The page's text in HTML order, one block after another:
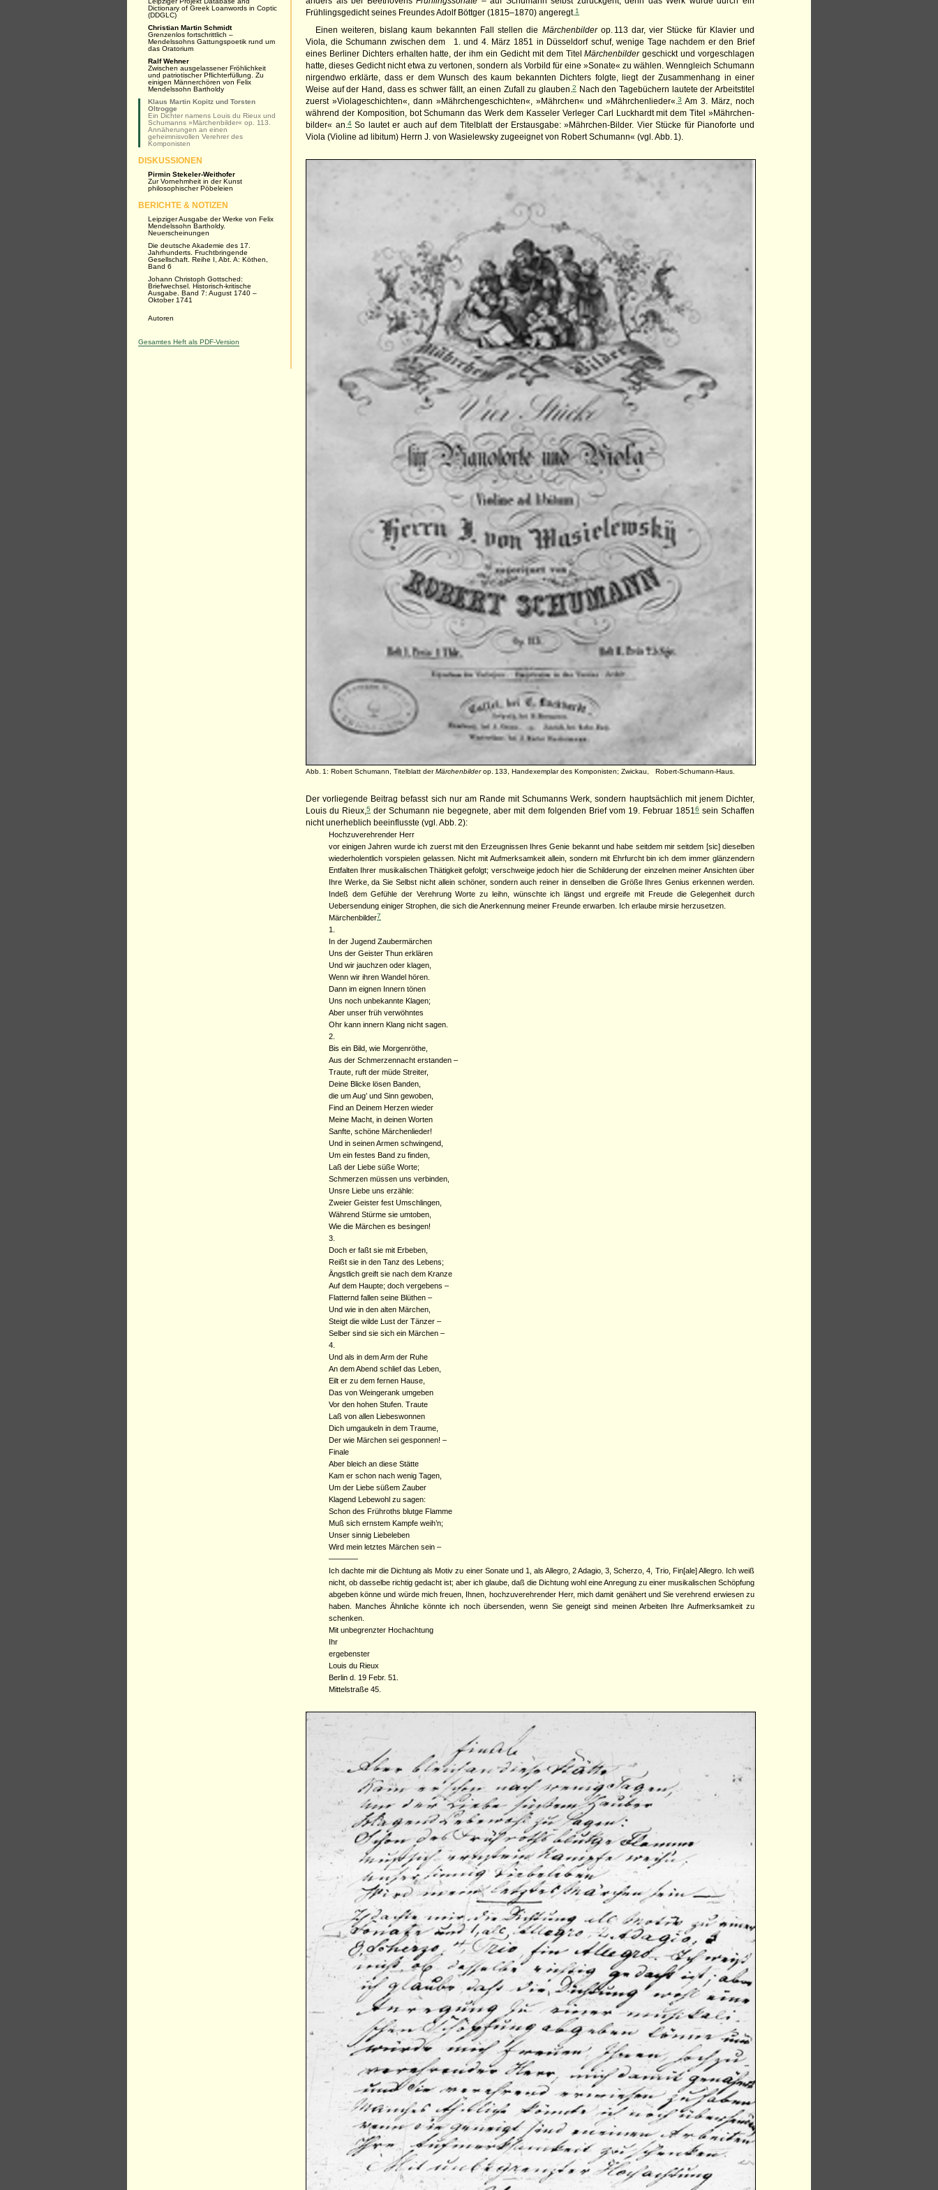
Frühlingsgedicht seines Freundes Adolf Böttger (1815–1870) angeregt.1
Einen weiteren, bislang kaum bekannten Fall stellen die Märchenbilderop. 113 dar, vier Stücke für Klavier und
Viola, die Schumann zwischen dem 1. und 4. März 1851 in Düsseldorf schuf, wenige Tage nachdem er den Brief
eines Berliner Dichters erhalten hatte, der ihm ein Gedicht mit dem TitelMärchenbildergeschickt und vorgeschlagen
hatte, dieses Gedicht nicht etwa zu vertonen, sondern als Vorbild für eine »Sonate« zu wählen. Wenngleich Schumann
nirgendwo erklärte, dass er dem Wunsch des kaum bekannten Dichters folgte, liegt der Zusammenhang in einer
Weise auf der Hand, dass es schwer fällt, an einen Zufall zu glauben. 2
Nach den Tagebüchern lautete der Arbeits­titel
zuerst »Violageschichten«, dann »Mährchengeschichten«, »Mährchen« und »Mährchenlieder«. 3 Am 3. März, noch
während der Komposition, bot Schumann das Werk dem Kasseler Verleger Carl Luckhardt mit dem ­Titel ­»Mährchen­
bilder« an. 4So lautet er auch auf dem Titelblatt der Erstausgabe: »Mährchen-Bilder. Vier Stücke für Pianoforte und
Viola (Violine ad libitum) Herrn J. von Wasielewsky zugeeignet von Robert Schumann« (vgl. Abb. 1).
Abb. 1: Robert Schumann, Titelblatt derMärchenbilderop. 133, Handexemplar des Komponisten; Zwickau, Robert-Schumann-Haus.
Der vorliegende Beitrag befasst sich nur am Rande mit Schumanns Werk, sondern hauptsächlich mit jenem Dichter,
Louis du Rieux,5 der Schumann nie begegnete, aber mit dem folgenden Brief vom 19. Februar 1851 6 sein Schaffen
nicht unerheblich beeinflusste (vgl. Abb. 2):
Hochzuverehrender Herr
vor einigen Jahren wurde ich zuerst mit den Erzeugnissen Ihres Genie bekannt und habe seitdem mir seitdem [sic] dieselben
wiederholentlich vorspielen gelassen. Nicht mit Aufmerksamkeit allein, sondern mit Ehrfurcht bin ich dem immer glänzendern
Entfalten Ihrer musikalischen Thätigkeit gefolgt; verschweige jedoch hier die Schilderung der einzelnen meiner Ansichten über
Ihre Werke, da Sie Selbst nicht allein schöner, sondern auch reiner in denselben die Größe Ihres Genius erkennen werden.
Indeß dem Gefühle der Verehrung Worte zu leihn, wünschte ich längst und ergreife mit Freude die Gelegenheit durch
Uebersendung einiger Strophen, die sich die Anerkennung meiner Freunde erwarben. Ich erlaube mirsie herzusetzen.
Märchenbilder7
1.
In der Jugend Zaubermärchen
Uns der Geister Thun erklären
Und wir jauchzen oder klagen,
Wenn wir ihren Wandel hören.
Dann im eignen Innern tönen
Uns noch unbekannte Klagen;
Aber unser früh verwöhntes
Ohr kann innern Klang nicht sagen.
2.
Bis ein Bild, wie Morgenröthe,
Aus der Schmerzennacht erstanden –
Traute, ruft der müde Streiter,
Deine Blicke lösen Banden,
die um Aug’ und Sinn gewoben,
Find an Deinem Herzen wieder
Meine Macht, in deinen Worten
Sanfte, schöne Märchenlieder!
Und in seinen Armen schwingend,
Um ein festes Band zu finden,
Laß der Liebe süße Worte;
Schmerzen müssen uns verbinden,
Unsre Liebe uns erzähle:
Zweier Geister fest Umschlingen,
Während Stürme sie umtoben,
Wie die Märchen es besingen!
3.
Doch er faßt sie mit Erbeben,
Reißt sie in den Tanz des Lebens;
Ängstlich greift sie nach dem Kranze
Auf dem Haupte; doch vergebens –
Flatternd fallen seine Blüthen –
Und wie in den alten Märchen,
Steigt die wilde Lust der Tänzer –
Selber sind sie sich ein Märchen –
4.
Und als in dem Arm der Ruhe
An dem Abend schlief das Leben,
Eilt er zu dem fernen Hause,
Das von Weingerank umgeben
Vor den hohen Stufen. Traute
Laß von allen Liebeswonnen
Dich umgaukeln in dem Traume,
Der wie Märchen sei gesponnen! –
Finale
Aber bleich an diese Stätte
Kam er schon nach wenig Tagen,
Um der Liebe süßem Zauber
Klagend Lebewohl zu sagen:
Schon des Frühroths blutge Flamme
Muß sich ernstem Kampfe weih’n;
Unser sinnig Liebeleben
Wird mein letztes Märchen sein –
–––––––
Ich dachte mir die Dichtung als Motiv zu einer Sonate und 1, als Allegro, 2 Adagio, 3, Scherzo, 4, Trio, Fin[ale] Allegro. Ich weiß
nicht, ob dasselbe richtig gedacht ist; aber ich glaube, daß die Dichtung wohl eine Anregung zu einer musikalischen Schöpfung
abgeben könne und würde mich freuen, Ihnen, hochzuverehrender Herr, mich damit genähert und Sie verehrend erwiesen zu
haben. Manches Ähnliche könnte ich noch übersenden, wenn Sie geneigt sind meinen Arbeiten Ihre Aufmerksamkeit zu
schenken.
Mit unbegrenzter Hochachtung
Ihr
ergebenster
Louis du Rieux
Berlin d. 19 Febr. 51.
Mittelstraße 45.
Dictionary of Greek Loanwords in Coptic
(DDGLC)
Christian Martin Schmidt
Grenzenlos fortschrittlich –
Mendelssohns Gattungspoetik rund um
das Oratorium
Ralf Wehner
Zwischen ausgelassener Fröhlichkeit
und patriotischer Pflichterfüllung. Zu
einigen Männerchören von Felix
Mendelssohn Bartholdy
Klaus Martin Kopitz und Torsten
Oltrogge
Ein Dichter namens Louis du Rieux und
Schumanns »Märchenbilder« op. 113.
Annäherungen an einen
geheimnisvollen Verehrer des
Komponisten
DISKUSSIONEN
Pirmin Stekeler-Weithofer
Zur Vornehmheit in der Kunst
philosophischer Pöbeleien
BERICHTE & NOTIZEN
Leipziger Ausgabe der Werke von Felix
Mendelssohn Bartholdy.
Neuerscheinungen
Die deutsche Akademie des 17.
Jahrhunderts. Fruchtbringende
Gesellschaft. Reihe I, Abt. A: Köthen,
Band 6
Johann Christoph Gottsched:
Briefwechsel. Historisch-kritische
Ausgabe. Band 7: August 1740 –
Oktober 1741
Autoren
Gesamtes Heft als PDF-Version